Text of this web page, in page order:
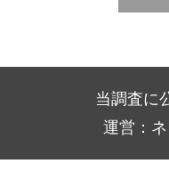
当調査に
運営：